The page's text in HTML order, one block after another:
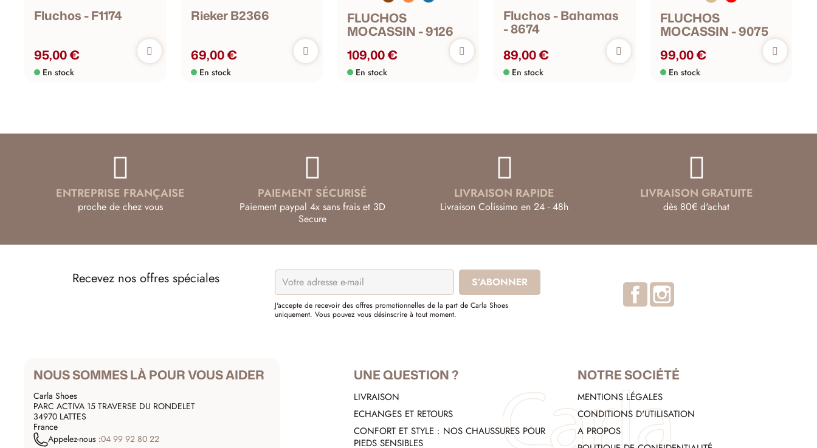
Fluchos - F1174
95,00 €
En stock
Rieker B2366
69,00 €
En stock
FLUCHOS
MOCASSIN - 9126
109,00 €
En stock
Fluchos - Bahamas
- 8674
89,00 €
En stock
FLUCHOS
MOCASSIN - 9075
99,00 €
En stock
ENTREPRISE FRANÇAISE
proche de chez vous
PAIEMENT SÉCURISÉ
Paiement paypal 4x sans frais et 3D
Secure
LIVRAISON RAPIDE
Livraison Colissimo en 24 - 48h
LIVRAISON GRATUITE
dès 80€ d'achat
Recevez nos offres spéciales
J'accepte de recevoir des offres promotionnelles de la part de Carla Shoes
uniquement. Vous pouvez vous désinscrire à tout moment.
Facebook
NOUS SOMMES LÀ POUR VOUS AIDER
Carla Shoes
PARC ACTIVA 15 TRAVERSE DU RONDELET
34970 LATTES
France
Appelez-nous :04 99 92 80 22
UNE QUESTION ?
LIVRAISON
ECHANGES ET RETOURS
CONFORT ET STYLE : NOS CHAUSSURES POUR
PIEDS SENSIBLES
NOTRE SOCIÉTÉ
MENTIONS LÉGALES
CONDITIONS D'UTILISATION
A PROPOS